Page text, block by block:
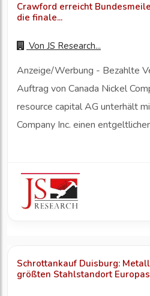
Crawford erreicht
die finale...
Von JS Research...
Anzeige/Werbung - Bezahlte
Auftrag von Canada Nickel
resource capital AG unterhält
Company Inc. einen
Schrottankauf Duisburg:
größten Stahlstandort